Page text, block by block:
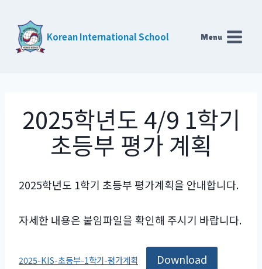
content
Korean International School Menu
2025학년도 4/9 1학기
초등부 평가 계획
2025학년도 1학기 초등부 평가계획을 안내합니다.
자세한 내용은 붙임파일을 확인해 주시기 바랍니다.
2025-KIS-초등부-1학기-평가계획 Download